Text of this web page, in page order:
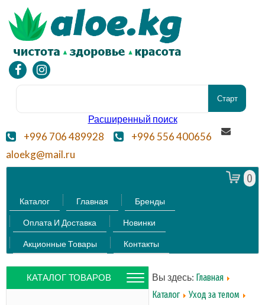
Расширенный поиск
+996 706 489928
+996 556 400656
aloekg@mail.ru
0
Каталог Главная Бренды
Оплата И Доставка Новинки
Акционные Товары Контакты
КАТАЛОГ ТОВАРОВ Вы здесь: Главная
Каталог
Уход за телом